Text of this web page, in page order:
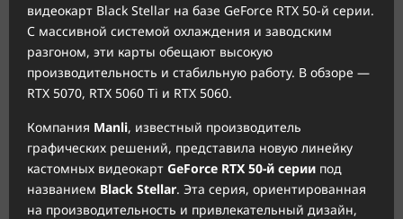
видеокарт Black Stellar на базе GeForce RTX 50-й серии.
С массивной системой охлаждения и заводским
разгоном, эти карты обещают высокую
производительность и стабильную работу. В обзоре —
RTX 5070, RTX 5060 Ti и RTX 5060.
Компания Manli, известный производитель
графических решений, представила новую линейку
кастомных видеокарт GeForce RTX 50-й серии под
названием Black Stellar. Эта серия, ориентированная
на производительность и привлекательный дизайн,